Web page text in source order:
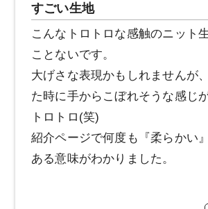
すごい生地
こんなトロトロな感触のニット
ことないです。
大げさな表現かもしれませんが
た時に手からこぼれそうな感じ
トロトロ(笑)
紹介ページで何度も『柔らかい
ある意味がわかりました。